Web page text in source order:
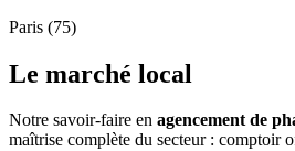
Paris (75)
Le marché local
Notre savoir-faire en agencement de
maîtrise complète du secteur : comptoir